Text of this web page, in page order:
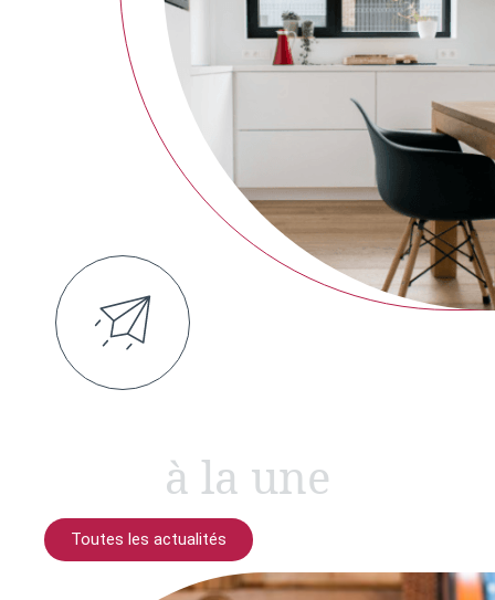
à la une
Toutes les actualités